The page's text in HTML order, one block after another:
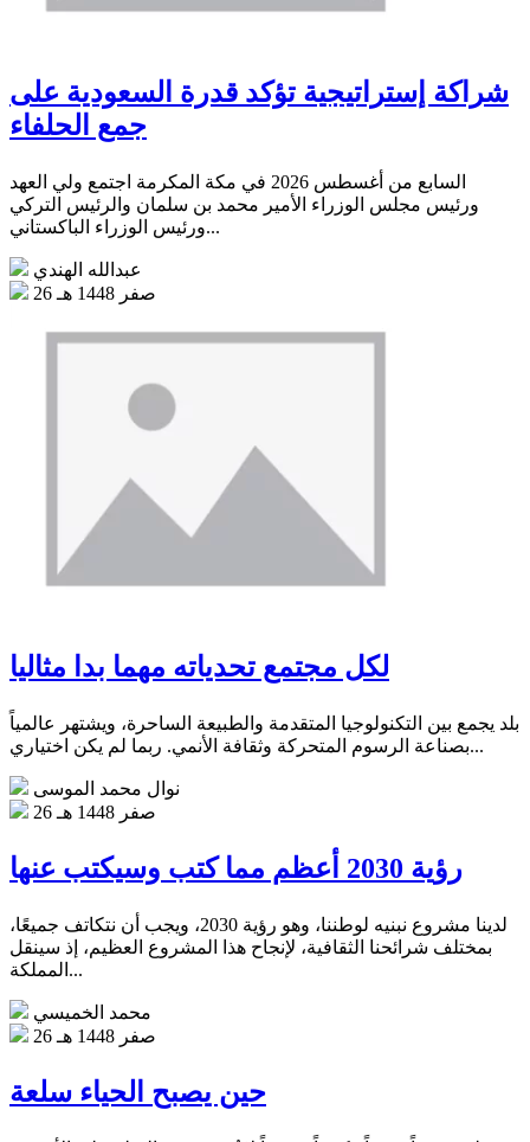
شراكة إستراتيجية تؤكد قدرة السعودية على
جمع الحلفاء
السابع من أغسطس 2026 في مكة المكرمة اجتمع ولي العهد
ورئيس مجلس الوزراء الأمير محمد بن سلمان والرئيس التركي
ورئيس الوزراء الباكستاني...
عبدالله الهندي
26 صفر 1448 هـ
لكل مجتمع تحدياته مهما بدا مثاليا
بلد يجمع بين التكنولوجيا المتقدمة والطبيعة الساحرة، ويشتهر عالمياً
بصناعة الرسوم المتحركة وثقافة الأنمي‏. ربما لم يكن اختياري...
نوال محمد الموسى
26 صفر 1448 هـ
رؤية 2030 أعظم مما كتب وسيكتب عنها
لدينا مشروع نبنيه لوطننا، وهو رؤية 2030، ويجب أن نتكاتف جميعًا،
بمختلف شرائحنا الثقافية، لإنجاح هذا المشروع العظيم، إذ سينقل
المملكة...
محمد الخميسي
26 صفر 1448 هـ
حين يصبح الحياء سلعة